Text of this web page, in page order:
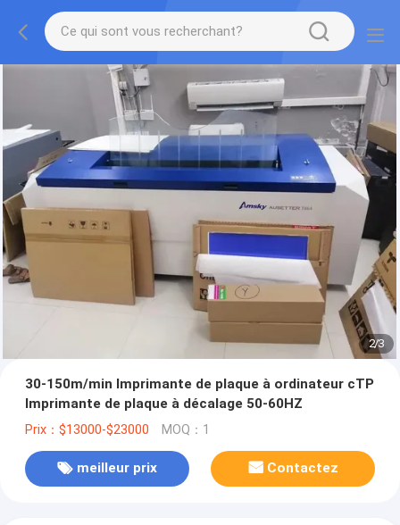
2/3
30-150m/min Imprimante de plaque à ordinateur cTP
Imprimante de plaque à décalage 50-60HZ
Prix：$13000-$23000 MOQ：1
meilleur prix Contactez